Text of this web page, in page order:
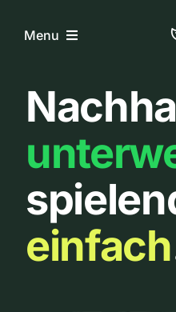
InhaltMenu
Home
Über uns
Urbanlist
einfach